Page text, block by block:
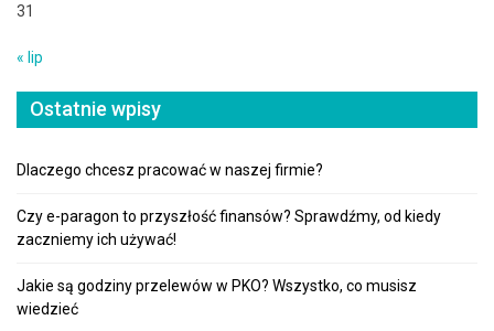
31
« lip
Ostatnie wpisy
Dlaczego chcesz pracować w naszej firmie?
Czy e-paragon to przyszłość finansów? Sprawdźmy, od kiedy
zaczniemy ich używać!
Jakie są godziny przelewów w PKO? Wszystko, co musisz
wiedzieć